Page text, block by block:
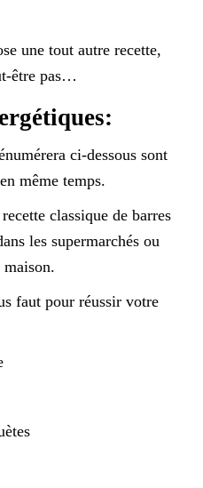
une tout autre recette,
être pas…
ci-dessous sont
même temps.
classique de barres
les supermarchés ou
maison.
faut pour réussir votre